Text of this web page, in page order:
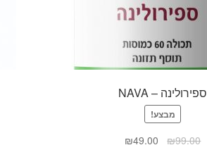
ספירולינה – NAVA
מבצע!
₪99.00
₪49.00